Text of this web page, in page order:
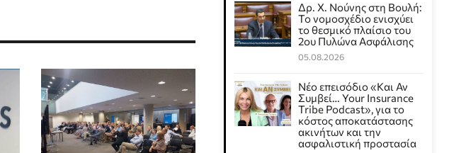
Δρ. Χ. Νούνης στη Βουλή:
Το νομοσχέδιο ενισχύει
το θεσμικό πλαίσιο του
2ου Πυλώνα Ασφάλισης
05.08.2026
Νέο επεισόδιο «Και Αν
Συμβεί… Your Insurance
Tribe Podcast», για το
κόστος αποκατάστασης
ακινήτων και την
ασφαλιστική προστασία